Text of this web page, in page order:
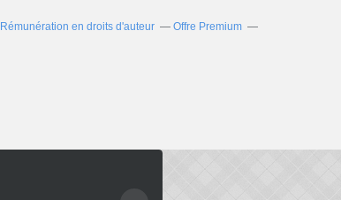
Rémunération en droits d'auteur
Offre Premium